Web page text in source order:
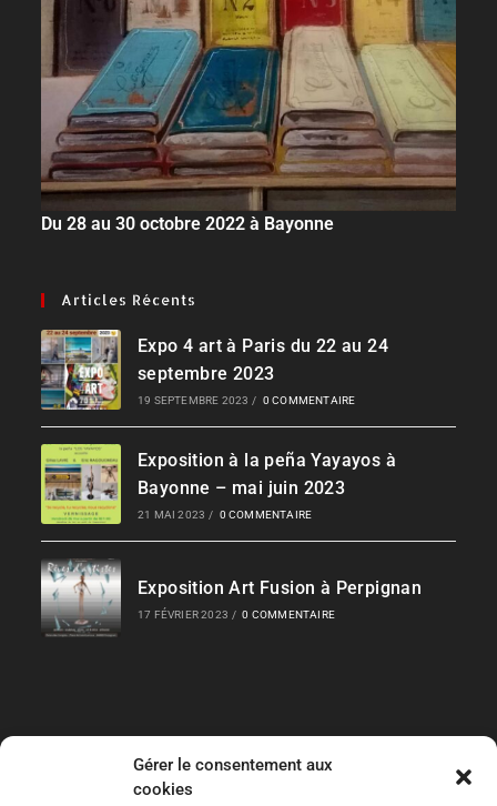
Gérer le consentement aux
cookies
Du 28 au 30 octobre 2022 à Bayonne
Articles Récents
Expo 4 art à Paris du 22 au 24
septembre 2023
19 SEPTEMBRE 2023 / 0 COMMENTAIRE
Exposition à la peña Yayayos à
Bayonne – mai juin 2023
21 MAI 2023 / 0 COMMENTAIRE
Exposition Art Fusion à Perpignan
17 FÉVRIER 2023 / 0 COMMENTAIRE
Liens Rapides